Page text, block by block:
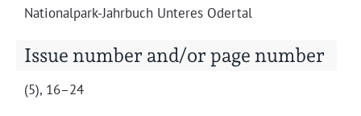
Nation­al­park-Jahrbuch Unteres Odertal
Issue number and/or page number
(5), 16–24